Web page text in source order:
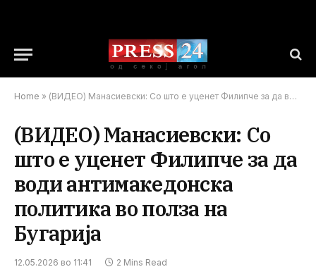
Home » (ВИДЕО) Манасиевски: Со што е уценет Филипче за да води антимакедонска политика во полза на Бугарија
(ВИДЕО) Манасиевски: Со
што е уценет Филипче за да
води антимакедонска
политика во полза на
Бугарија
12.05.2026 во 11:41 2 Mins Read